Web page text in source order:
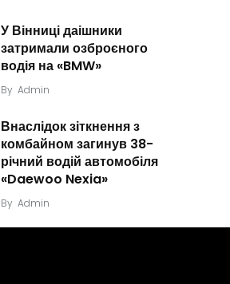
У Вінниці даішники
затримали озброєного
водія на «BMW»
By Admin
Внаслідок зіткнення з
комбайном загинув 38-
річний водій автомобіля
«Daewoo Nexia»
By Admin